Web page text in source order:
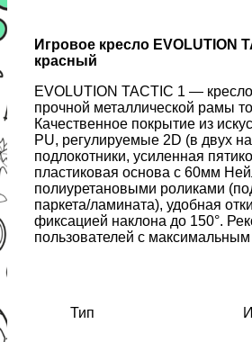
Игровое кресло EVOLUTION
красный
EVOLUTION TACTIC 1 —
прочной металлической рамы
Качественное покрытие из
PU, регулируемые 2D (в двух
подлокотники, усиленная
пластиковая основа с 60мм
полиуретановыми роликами
паркета/ламината), удобная
фиксацией наклона до 150°.
пользователей с максимальным
Тип